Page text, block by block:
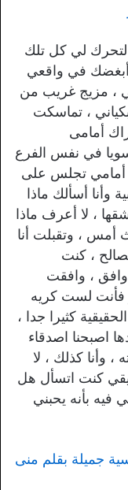
لي كل تلك
في واقعي
، مزيج غريب من
، تماسكت
أمامى
في نفس الفرع
أمامي تجلس على
وأنا أسألك ماذا
، لا أعرف ماذا
أمس ، وتقبلت أنا
، كنت
، وافقت
فأنت لست كريه
كثيرا جدا ،
اصبحنا اصدقاء
وأنا كذلك ، لا
كنت اتسأل هل
فيه بأنه يحبني
جميلة بقلم منى